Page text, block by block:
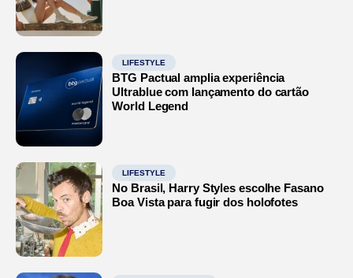
LIFESTYLE
BTG Pactual amplia experiência
Ultrablue com lançamento do cartão
World Legend
LIFESTYLE
No Brasil, Harry Styles escolhe Fasano
Boa Vista para fugir dos holofotes